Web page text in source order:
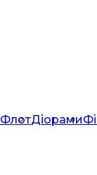
ФлотДіорами